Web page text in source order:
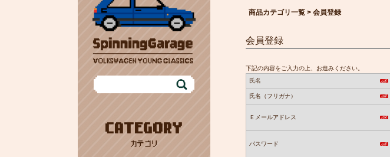
CATEGORY
カテゴリ
商品カテゴリ一覧 > 会員登録
会員登録
下記の内容をご入力の上、お進みください。
氏名
氏名（フリガナ）
Ｅメールアドレス
パスワード